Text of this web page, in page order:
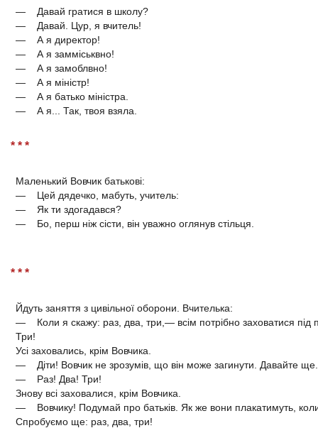
— Давай гратися в школу?
— Давай. Цур, я вчитель!
— А я директор!
— А я замміськвно!
— А я замоблвно!
— А я міністр!
— А я батько міністра.
— А я... Так, твоя взяла.
* * *
Маленький Вовчик батькові:
— Цей дядечко, мабуть, учитель:
— Як ти здогадався?
— Бо, перш ніж сісти, він уважно оглянув стільця.
* * *
Йдуть заняття з цивільної оборони. Вчителька:
— Коли я скажу: раз, два, три,— всім потрібно заховатися під
Три!
Усі заховались, крім Вовчика.
— Діти! Вовчик не зрозумів, що він може загинути. Давайте ще.
— Раз! Два! Три!
Знову всі заховалися, крім Вовчика.
— Вовчику! Подумай про батьків. Як же вони плакатимуть,
Спробуємо ще: раз, два, три!